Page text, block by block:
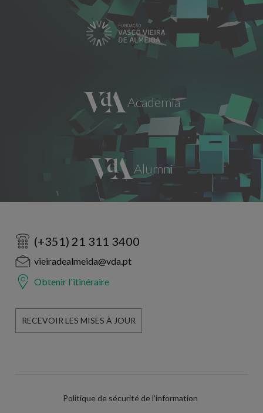
(+351) 21 311 3400
vieiradealmeida@vda.pt
Obtenir l'itinéraire
RECEVOIR LES MISES À JOUR
Politique de sécurité de l'information